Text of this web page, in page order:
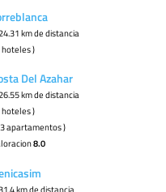
km de distancia
hoteles )
Del Azahar
km de distancia
hoteles )
apartamentos )
8.0
km de distancia